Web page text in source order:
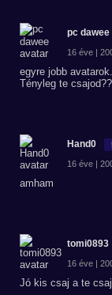
pc dawee
16 éve |
egyre jobb
Tényleg te
Hand0
16 éve |
amham
tomi0893
16 éve |
Jó kis csaj a te